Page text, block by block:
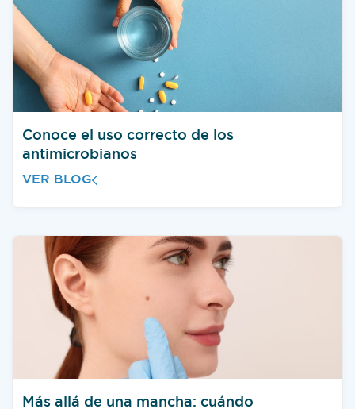
Conoce el uso correcto de los
antimicrobianos
VER BLOG
Más allá de una mancha: cuándo